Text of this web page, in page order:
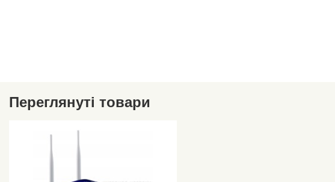
Переглянуті товари